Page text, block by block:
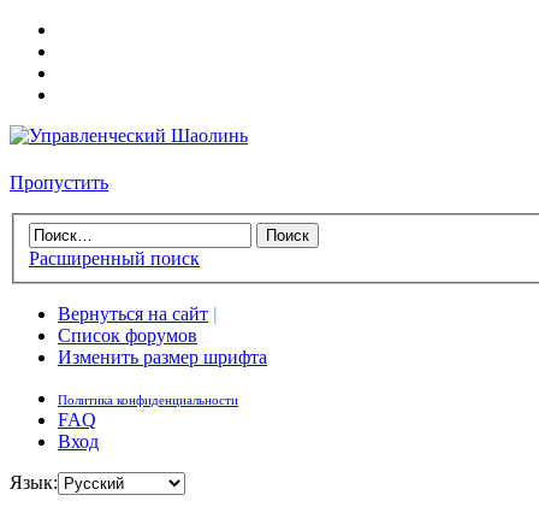
Пропустить
Расширенный поиск
Вернуться на сайт |
Список форумов
Изменить размер шрифта
Политика конфиденциальности
FAQ
Вход
Язык: